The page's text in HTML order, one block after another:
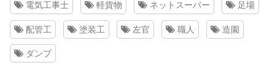
電気工事士 軽貨物 ネットスーパー 足場
配管工 塗装工 左官 職人 造園
ダンプ